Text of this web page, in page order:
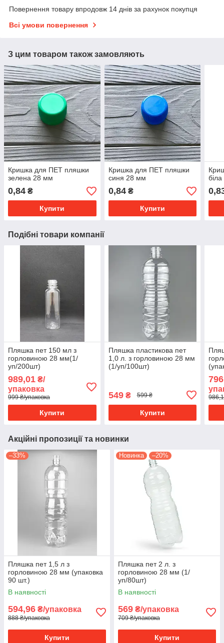
Повернення товару впродовж 14 днів за рахунок покупця
Всі умови повернення
З цим товаром також замовляють
Кришка для ПЕТ пляшки
зелена 28 мм
0,84 ₴
Купити
Кришка для ПЕТ пляшки
синя 28 мм
0,84₴
Купити
Подібні товари компанії
Пляшка пет 150 мл з
горловиною 28 мм(1/
уп/200шт)
989,01 ₴/
упаковка
999 ₴/упаковка
Купити
Пляшка пластикова пет
1,0 л. з горловиною 28 мм
(1/уп/100шт)
549₴ 599 ₴
Купити
Акційні пропозиції та новинки
–33%
Пляшка пет 1,5 л з
горловиною 28 мм (упаковка
90 шт.)
В наявності
594,96 ₴/упаковка
888 ₴/упаковка
Купити
Новинка –20%
Пляшка пет 2 л. з
горловиною 28 мм (1/
уп/80шт)
В наявності
569 ₴/упаковка
709 ₴/упаковка
Купити